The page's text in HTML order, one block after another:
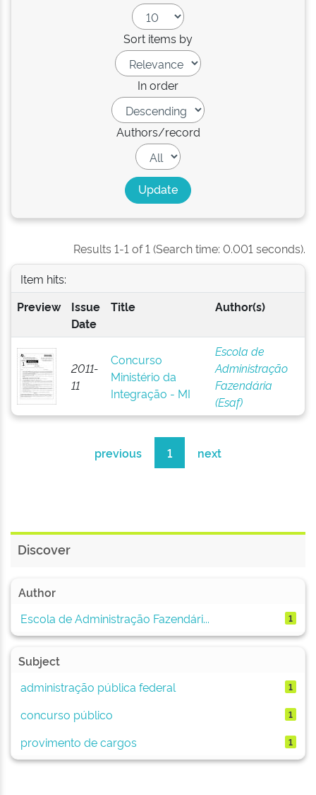
Sort items by
In order
Authors/record
Results 1-1 of 1 (Search time: 0.001 seconds).
Item hits:
Preview
Issue
Date
Title Author(s)
2011-
11
Concurso
Ministério da
Integração - MI
Escola de
Administração
Fazendária
(Esaf)
previous 1 next
Discover
Author
Escola de Administração Fazendári...
1
Subject
administração pública federal
1
concurso público 1
provimento de cargos 1